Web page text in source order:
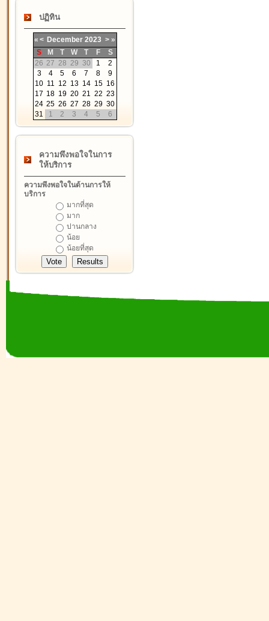
ปฏิทิน
« < December 2023 > »
S
M T W T F
S
26 27 28 29 30 1
2
3
4 5 6 7 8
9
10 11 12 13 14 15 16
17 18 19 20 21 22 23
24 25 26 27 28 29 30
31
1 2 3 4 5 6
ความพึงพอใจในการ
ให้บริการ
ความพึงพอใจในด้านการให้
บริการ
มากที่สุด
มาก
ปานกลาง
น้อย
น้อยที่สุด